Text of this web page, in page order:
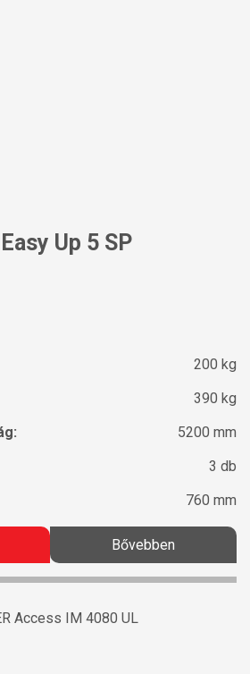
Up 5 SP
200 kg
390 kg
5200 mm
3 db
760 mm
Bővebben